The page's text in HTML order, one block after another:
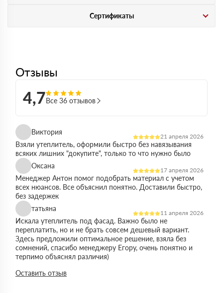
Сертификаты
Отзывы
4,7Все 36 отзывов
Виктория
21 апреля 2026
Взяли утеплитель, оформили быстро без навязывания
всяких лишних "докупите", только то что нужно было
Оксана
17 апреля 2026
Менеджер Антон помог подобрать материал с учетом
всех нюансов. Все объяснил понятно. Доставили быстро,
без задержек
татьяна
11 апреля 2026
Искала утеплитель под фасад. Важно было не
переплатить, но и не брать совсем дешевый вариант.
Здесь предложили оптимальное решение, взяла без
сомнений, спасибо менеджеру Егору, очень понятно и
терпимо объяснял различия)
Оставить отзыв